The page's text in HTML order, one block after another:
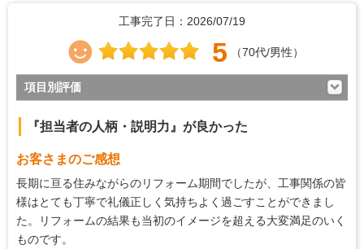
工事完了日：2026/07/19
5 （70代/男性）
項目別評価
説明の分かりやすさ 5
施工の段取り・管理 5
『担当者の人柄・説明力』が良かった
お客さまのご感想
長期に亘る住みながらのリフォーム期間でしたが、工事関係の皆
様はとても丁寧で礼儀正しく気持ちよく過ごすことができまし
た。リフォームの結果も当初のイメージを超える大変満足のいく
ものです。